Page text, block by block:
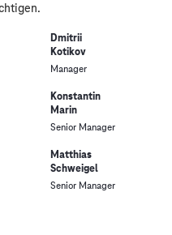
Dmitrii
Kotikov
Manager
Konstantin
Marin
Senior Manager
Matthias
Schweigel
Senior Manager